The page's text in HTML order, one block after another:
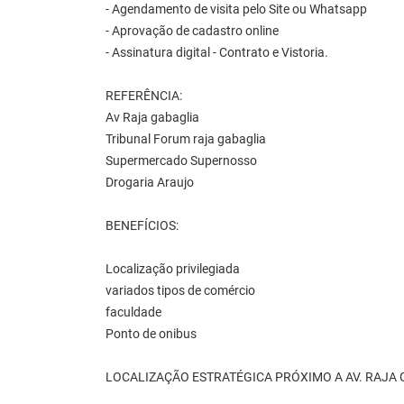
- Agendamento de visita pelo Site ou Whatsapp
- Aprovação de cadastro online
- Assinatura digital - Contrato e Vistoria.
REFERÊNCIA:
Av Raja gabaglia
Tribunal Forum raja gabaglia
Supermercado Supernosso
Drogaria Araujo
BENEFÍCIOS:
Localização privilegiada
variados tipos de comércio
faculdade
Ponto de onibus
LOCALIZAÇÃO ESTRATÉGICA PRÓXIMO A AV. RAJA